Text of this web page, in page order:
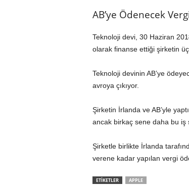
AB’ye Ödenecek
Teknoloji devi, 30 Haziran
olarak finanse ettiği şirketin
Teknoloji devinin AB’ye
avroya çıkıyor.
Şirketin İrlanda ve AB’yle
ancak birkaç sene daha bu iş
Şirketle birlikte İrlanda
verene kadar yapılan vergi
ETİKETLER APPLE